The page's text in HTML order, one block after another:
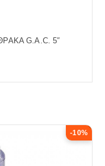
G.A.C. 5″
-10%